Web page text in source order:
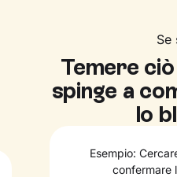
Se
Temere
spinge a
lo
Esempio:
confermare